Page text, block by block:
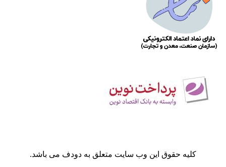
کلیه حقوق این وب سایت متعلق به دودف می باشد.